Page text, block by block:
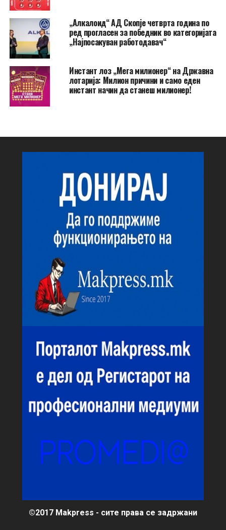
„Алкалоид“ АД Скопје четврта година по
ред прогласен за победник во категоријата
„Најпосакуван работодавач“
Инстант лоз „Мега милионер“ на Државна
лотарија: Милион причини и само еден
инстант начин да станеш милионер!
©2017 Makpress - сите права се задржани